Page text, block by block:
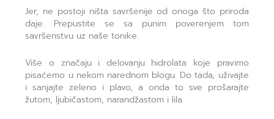
Jer, ne postoji ništa savršenije od onoga što priroda
daje. Prepustite se sa punim poverenjem tom
savršenstvu uz naše tonike.
Više o značaju i delovanju hidrolata koje pravimo
pisaćemo u nekom narednom blogu. Do tada, uživajte
i sanjajte zeleno i plavo, a onda to sve prošarajte
žutom, ljubičastom, narandžastom i lila.